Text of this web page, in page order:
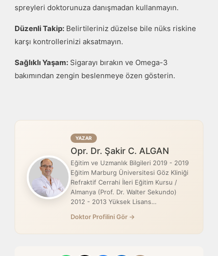
spreyleri doktorunuza danışmadan kullanmayın.
Düzenli Takip: Belirtileriniz düzelse bile nüks riskine
karşı kontrollerinizi aksatmayın.
Sağlıklı Yaşam: Sigarayı bırakın ve Omega-3
bakımından zengin beslenmeye özen gösterin.
YAZAR
Opr. Dr. Şakir C. ALGAN
Eğitim ve Uzmanlık Bilgileri 2019 - 2019
Eğitim Marburg Üniversitesi Göz Kliniği
Refraktif Cerrahi İleri Eğitim Kursu /
Almanya (Prof. Dr. Walter Sekundo)
2012 - 2013 Yüksek Lisans…
Doktor Profilini Gör →